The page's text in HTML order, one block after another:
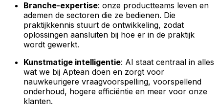
Branche-expertise: onze productteams leven en
ademen de sectoren die ze bedienen. Die
praktijkkennis stuurt de ontwikkeling, zodat
oplossingen aansluiten bij hoe er in de praktijk
wordt gewerkt.
Kunstmatige intelligentie: AI staat centraal in alles
wat we bij Aptean doen en zorgt voor
nauwkeurigere vraagvoorspelling, voorspellend
onderhoud, hogere efficiëntie en meer voor onze
klanten.